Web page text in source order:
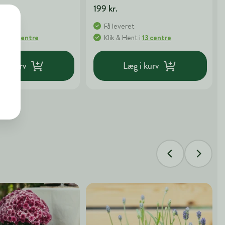
13 centre
i kurv
199 kr.
Få leveret
Klik & Hent i 13 centre
Læg i kurv